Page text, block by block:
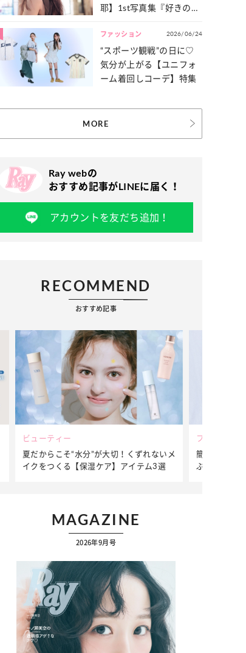
耶】1st写真集『好きのグ
たっぷりとお届け！
ファッション 2026/06/24
“スポーツ観戦”の日に♡
気分が上がる【ユニフォ
ーム着回しコーデ】特集
MORE
Ray webの
おすすめ記事がLINEに届く！
アカウントを友だち追加！
RECOMMEND
おすすめ記事
ビューティー
夏だからこそ“水分”が大切！くずれないメ
イクをつくる【保湿ケア】アイテム3選
ファッション
簡単アレン
ぷりの【そ
MAGAZINE
2026年9月号